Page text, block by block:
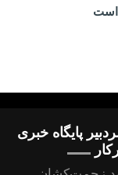
است
پایگاه خبری